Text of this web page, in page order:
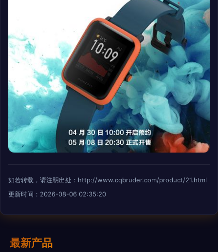
如若转载，请注明出处：http://www.cqbruder.com/product/21.html
更新时间：2026-08-06 02:35:20
最新产品